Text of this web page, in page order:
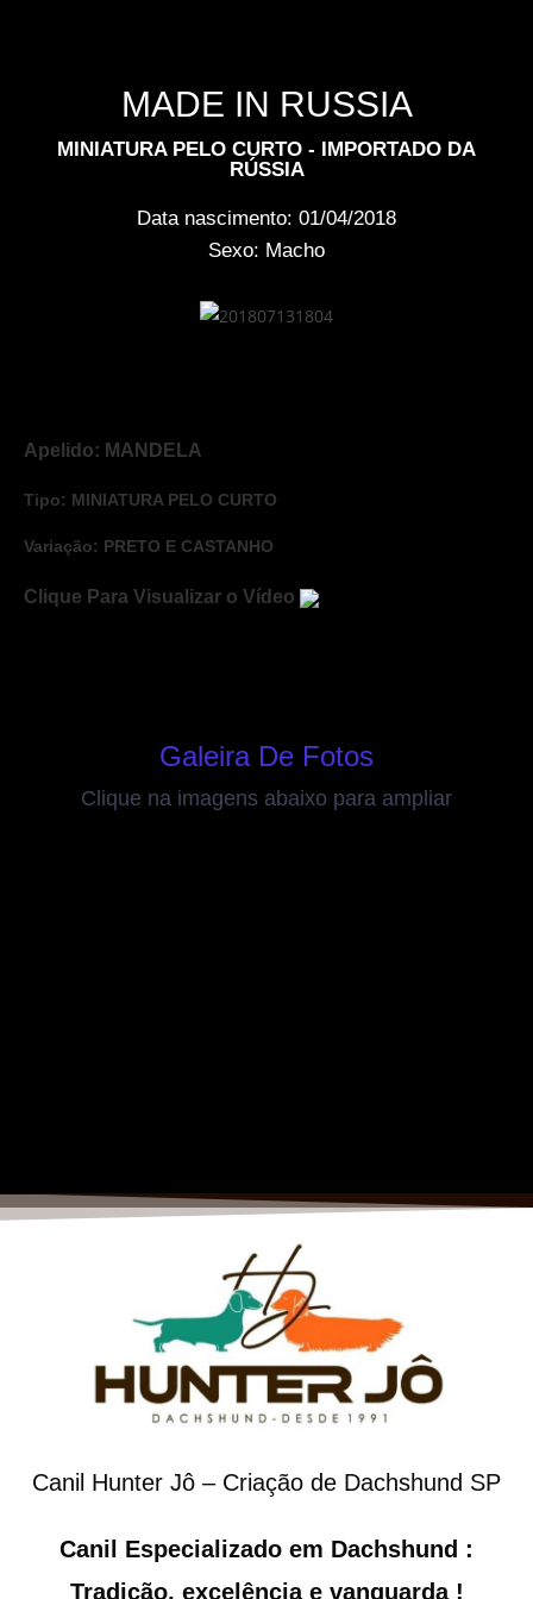
MADE IN RUSSIA
MINIATURA PELO CURTO - IMPORTADO DA
RÚSSIA
Data nascimento: 01/04/2018
Sexo: Macho
Apelido: MANDELA
Tipo: MINIATURA PELO CURTO
Variação: PRETO E CASTANHO
Clique Para Visualizar o Vídeo
Galeira De Fotos
Clique na imagens abaixo para ampliar
Canil Hunter Jô – Criação de Dachshund SP
Canil Especializado em Dachshund :
Tradição, excelência e vanguarda !